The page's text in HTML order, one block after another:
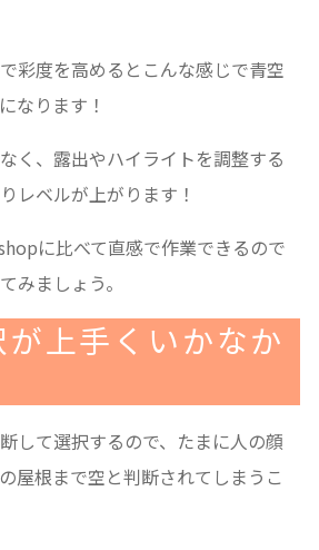
彩度を高めるとこんな感じで青空
なります！
く、露出やハイライトを調整する
レベルが上がります！
に比べて直感で作業できるので
みましょう。
上手くいかなか
して選択するので、たまに人の顔
屋根まで空と判断されてしまうこ